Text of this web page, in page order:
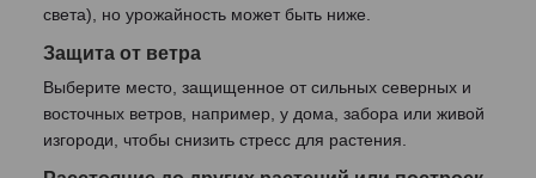
света), но урожайность может быть ниже.
Защита от ветра
Выберите место, защищенное от сильных северных и
восточных ветров, например, у дома, забора или живой
изгороди, чтобы снизить стресс для растения.